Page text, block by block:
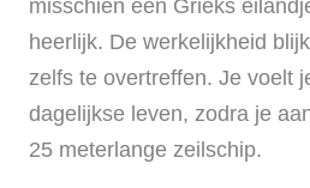
misschien een Grieks
heerlijk. De werkelijkheid
zelfs te overtreffen. Je voelt
dagelijkse leven, zodra je
25 meterlange zeilschip.